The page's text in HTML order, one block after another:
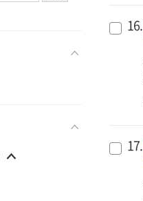
16.
17.